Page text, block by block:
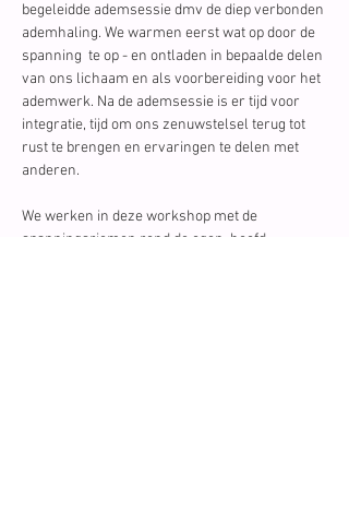
begeleidde ademsessie dmv de diep verbonden
ademhaling. We warmen eerst wat op door de
spanning  te op - en ontladen in bepaalde delen
van ons lichaam en als voorbereiding voor het
ademwerk. Na de ademsessie is er tijd voor
integratie, tijd om ons zenuwstelsel terug tot
rust te brengen en ervaringen te delen met
anderen.
We werken in deze workshop met de
spanningsriemen rond de ogen, hoofd,